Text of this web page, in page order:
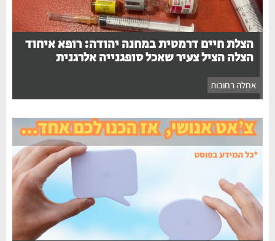
הצלת חיים דרמטית במחנה יהודה: רופא איחוד
הצלה הציל צעיר שאכל סופגנייה אלרגנית
אחלה רחובות